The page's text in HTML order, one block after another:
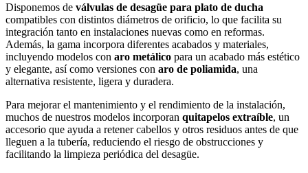
Disponemos de válvulas de desagüe para plato de ducha
compatibles con distintos diámetros de orificio, lo que facilita su
integración tanto en instalaciones nuevas como en reformas.
Además, la gama incorpora diferentes acabados y materiales,
incluyendo modelos con aro metálico para un acabado más estético
y elegante, así como versiones con aro de poliamida, una
alternativa resistente, ligera y duradera.
Para mejorar el mantenimiento y el rendimiento de la instalación,
muchos de nuestros modelos incorporan quitapelos extraíble, un
accesorio que ayuda a retener cabellos y otros residuos antes de que
lleguen a la tubería, reduciendo el riesgo de obstrucciones y
facilitando la limpieza periódica del desagüe.